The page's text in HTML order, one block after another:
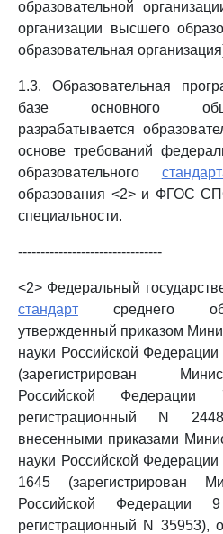
образовательной
организации высшего
образовательная
1.3. Образовательная
базе основного
разрабатывается
основе требований
образовательного
образования <2> и ФГОС
специальности.
--------------------------------
<2> Федеральный
стандарт среднего
утвержденный приказом
науки Российской
(зарегистрирован
Российской
регистрационный N
внесенными приказами
науки Российской
1645 (зарегистрирован
Российской
регистрационный N 35953),